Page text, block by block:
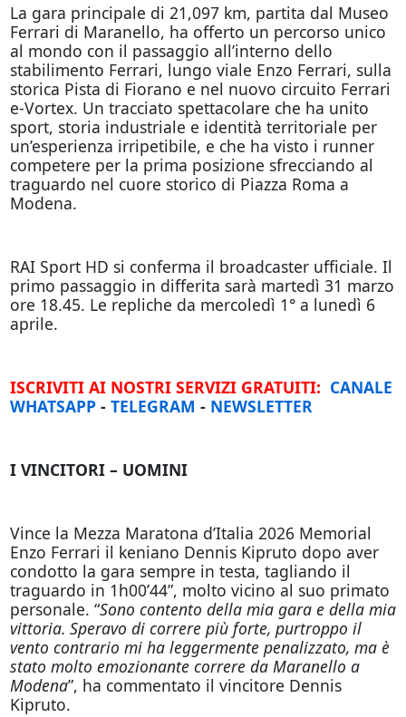
La gara principale di 21,097 km, partita dal Museo
Ferrari di Maranello, ha offerto un percorso unico
al mondo con il passaggio all’interno dello
stabilimento Ferrari, lungo viale Enzo Ferrari, sulla
storica Pista di Fiorano e nel nuovo circuito Ferrari
e-Vortex. Un tracciato spettacolare che ha unito
sport, storia industriale e identità territoriale per
un’esperienza irripetibile, e che ha visto i runner
competere per la prima posizione sfrecciando al
traguardo nel cuore storico di Piazza Roma a
Modena.
RAI Sport HD si conferma il broadcaster ufficiale. Il
primo passaggio in differita sarà martedì 31 marzo
ore 18.45. Le repliche da mercoledì 1° a lunedì 6
aprile.
ISCRIVITI AI NOSTRI SERVIZI GRATUITI: CANALE
WHATSAPP- TELEGRAM - NEWSLETTER
I VINCITORI – UOMINI
Vince la Mezza Maratona d’Italia 2026 Memorial
Enzo Ferrari il keniano Dennis Kipruto dopo aver
condotto la gara sempre in testa, tagliando il
traguardo in 1h00’44”, molto vicino al suo primato
personale. “Sono contento della mia gara e della mia
vittoria. Speravo di correre più forte, purtroppo il
vento contrario mi ha leggermente penalizzato, ma è
stato molto emozionante correre da Maranello a
Modena”, ha commentato il vincitore Dennis
Kipruto.